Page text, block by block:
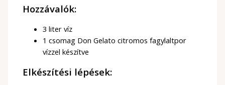
Hozzávalók:
3 liter víz
1 csomag Don Gelato citromos fagylaltpor
vízzel készítve
Elkészítési lépések: